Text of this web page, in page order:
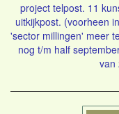
project telpost. 11
uitkijkpost. (voorheen
'sector millingen' meer
nog t/m half
van